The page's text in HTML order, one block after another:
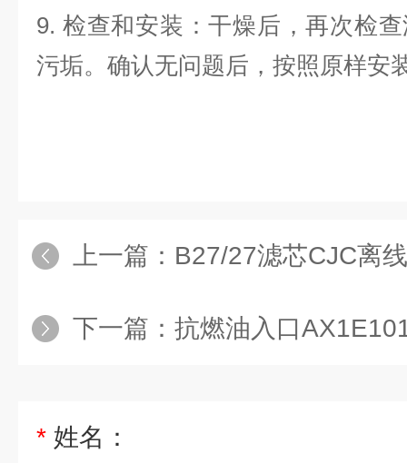
9. 检查和安装：干燥后，再次检
污垢。确认无问题后，按照原样安
上一篇： B27/27滤芯CJC离
下一篇： 抗燃油入口
* 姓名：